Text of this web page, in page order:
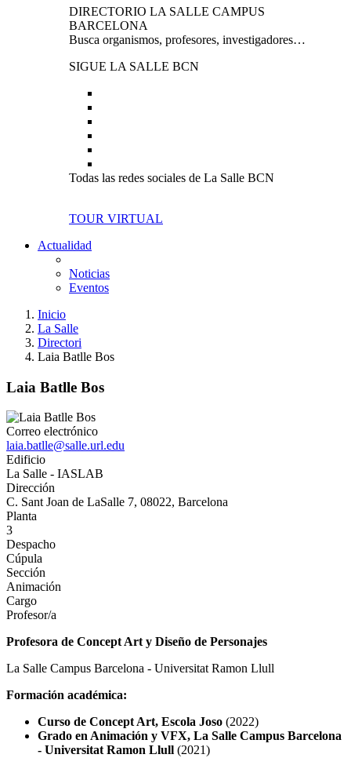
DIRECTORIO LA SALLE CAMPUS
BARCELONA
Busca organismos, profesores, investigadores…
SIGUE LA SALLE BCN
Todas las redes sociales de La Salle BCN
TOUR VIRTUAL
Actualidad
Noticias
Eventos
Inicio
La Salle
Directori
Laia Batlle Bos
Laia Batlle Bos
Correo electrónico
laia.batlle@salle.url.edu
Edificio
La Salle - IASLAB
Dirección
C. Sant Joan de LaSalle 7, 08022, Barcelona
Planta
3
Despacho
Cúpula
Sección
Animación
Cargo
Profesor/a
Profesora de Concept Art y Diseño de Personajes
La Salle Campus Barcelona - Universitat Ramon Llull
Formación académica:
Curso de Concept Art, Escola Joso (2022)
Grado en Animación y VFX, La Salle Campus Barcelona
- Universitat Ramon Llull (2021)